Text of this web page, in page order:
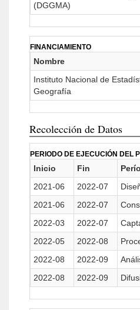
(DGGMA)
FINANCIAMIENTO
Nombre
Instituto Nacional de
Geografía
Recolección de Datos
PERIODO DE EJECUCIÓN DEL
Inicio Fin
2021-06
2022-07
2021-06
2022-07
2022-03
2022-07
2022-05
2022-08
2022-08
2022-09
2022-08
2022-09